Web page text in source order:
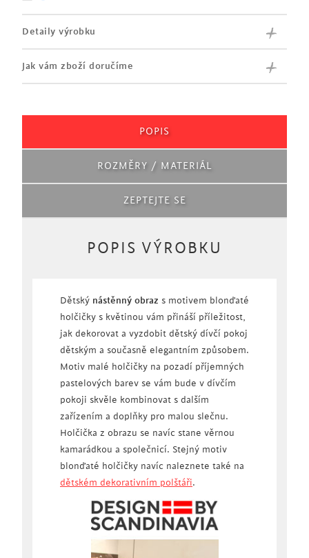
Detaily výrobku
Jak vám zboží doručíme
POPIS
ROZMĚRY / MATERIÁL
ZEPTEJTE SE
POPIS VÝROBKU
Dětský nástěnný obraz s motivem blonďaté
holčičky s květinou vám přináší příležitost,
jak dekorovat a vyzdobit dětský dívčí pokoj
dětským a současně elegantním způsobem.
Motiv malé holčičky na pozadí příjemných
pastelových barev se vám bude v dívčím
pokoji skvěle kombinovat s dalším
zařízením a doplňky pro malou slečnu.
Holčička z obrazu se navíc stane věrnou
kamarádkou a společnicí. Stejný motiv
blonďaté holčičky navíc naleznete také na
dětském dekorativním polštáři.